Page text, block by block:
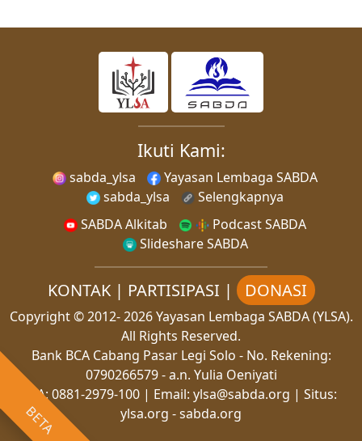
BETA
Ikuti Kami:
sabda_ylsa
Yayasan Lembaga SABDA
sabda_ylsa
Selengkapnya
SABDA Alkitab
Podcast SABDA
Slideshare SABDA
KONTAK| PARTISIPASI | DONASI
Copyright© 2012-2026Yayasan Lembaga SABDA (YLSA).
All Rights Reserved.
Bank BCA Cabang Pasar Legi Solo - No. Rekening:
0790266579 - a.n. Yulia Oeniyati
WA: 0881-2979-100| Email: ylsa@sabda.org | Situs:
ylsa.org -sabda.org